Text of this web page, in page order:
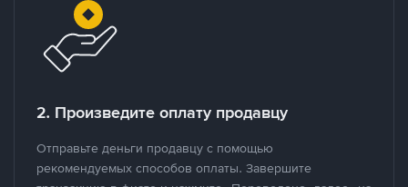
2. Произведите оплату продавцу
Отправьте деньги продавцу с помощью
рекомендуемых способов оплаты. Завершите